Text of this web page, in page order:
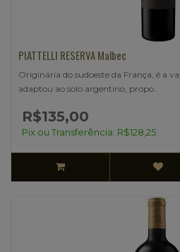
PIATTELLI RESERVA Malbec
Originária do sudoeste da França, é a
adaptou ao solo argentino, propo..
R$135,00
Pix ou Transferência: R$128,25